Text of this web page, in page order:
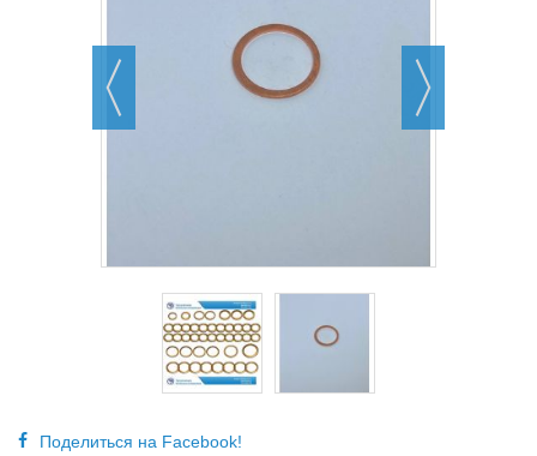
Поделиться на Facebook!